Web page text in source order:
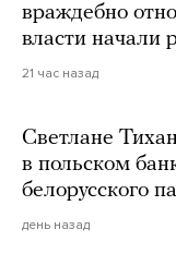
враждебно
власти начали
21 час назад
Светлане
в польском
белорусского
день назад